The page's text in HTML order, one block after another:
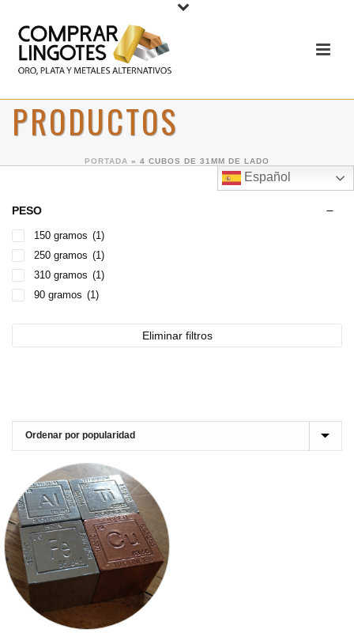
PRODUCTOS
PORTADA » 4 CUBOS DE 31MM DE LADO
Español
PESO
150 gramos (1)
250 gramos (1)
310 gramos (1)
90 gramos (1)
Eliminar filtros